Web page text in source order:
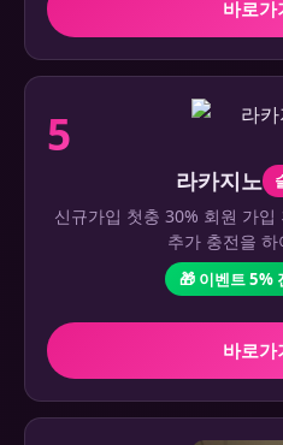
바로
5
라카지노
신규가입 첫충 30% 회원 가
추가 충전을
🎁 이벤트 5%
바로